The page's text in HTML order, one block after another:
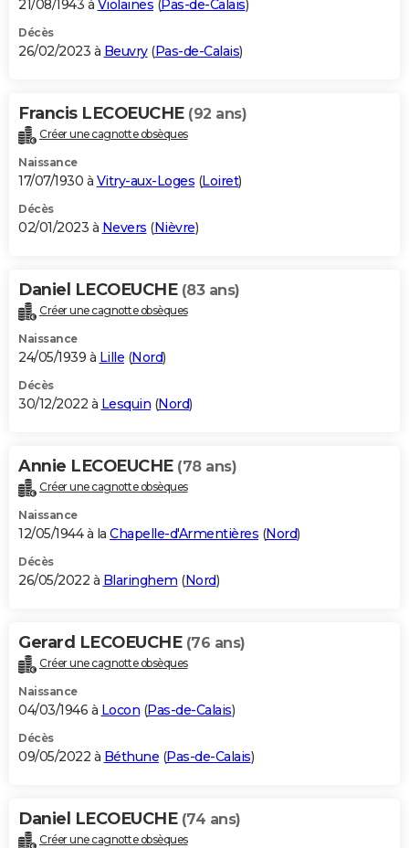
21/08/1943 à Violaines (Pas-de-Calais)
Décès
26/02/2023 à Beuvry(Pas-de-Calais)
Francis LECOEUCHE (92 ans)
Créer une cagnotte obsèques
Naissance
17/07/1930 à Vitry-aux-Loges (Loiret)
Décès
02/01/2023 à Nevers (Nièvre)
Daniel LECOEUCHE (83 ans)
Créer une cagnotte obsèques
Naissance
24/05/1939 à Lille (Nord)
Décès
30/12/2022 à Lesquin (Nord)
Annie LECOEUCHE (78 ans)
Créer une cagnotte obsèques
Naissance
12/05/1944 à la Chapelle-d'Armentières (Nord)
Décès
26/05/2022 à Blaringhem (Nord)
Gerard LECOEUCHE (76 ans)
Créer une cagnotte obsèques
Naissance
04/03/1946 à Locon (Pas-de-Calais)
Décès
09/05/2022 à Béthune (Pas-de-Calais)
Daniel LECOEUCHE (74 ans)
Créer une cagnotte obsèques